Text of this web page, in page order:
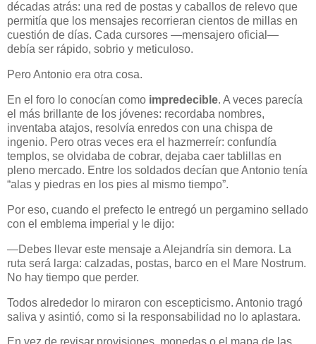
décadas atrás: una red de postas y caballos de relevo que
permitía que los mensajes recorrieran cientos de millas en
cuestión de días. Cada cursores —mensajero oficial—
debía ser rápido, sobrio y meticuloso.
Pero Antonio era otra cosa.
En el foro lo conocían como impredecible. A veces parecía
el más brillante de los jóvenes: recordaba nombres,
inventaba atajos, resolvía enredos con una chispa de
ingenio. Pero otras veces era el hazmerreír: confundía
templos, se olvidaba de cobrar, dejaba caer tablillas en
pleno mercado. Entre los soldados decían que Antonio tenía
“alas y piedras en los pies al mismo tiempo”.
Por eso, cuando el prefecto le entregó un pergamino sellado
con el emblema imperial y le dijo:
—Debes llevar este mensaje a Alejandría sin demora. La
ruta será larga: calzadas, postas, barco en el Mare Nostrum.
No hay tiempo que perder.
Todos alrededor lo miraron con escepticismo. Antonio tragó
saliva y asintió, como si la responsabilidad no lo aplastara.